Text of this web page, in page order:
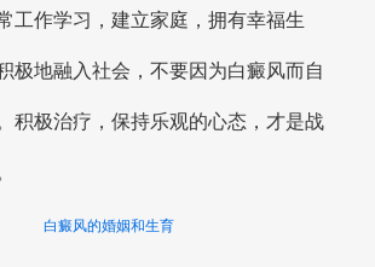
工作学习，建立家庭，拥有幸福生
极地融入社会，不要因为白癜风而自
积极治疗，保持乐观的心态，才是战
白癜风的婚姻和生育